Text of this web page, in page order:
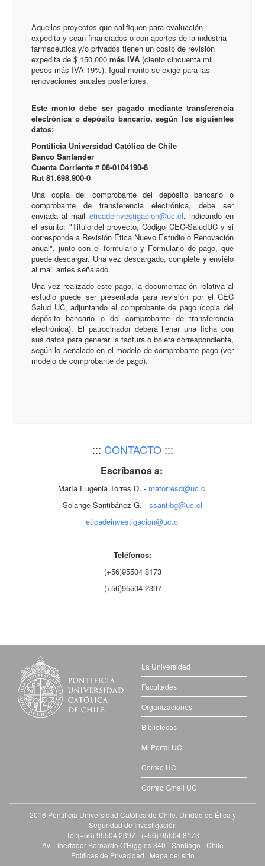
Aquellos proyectos que califiquen para evaluación
expedita y sean financiados o con aportes de la industria
farmacéutica y/o privados tienen un costo de revisión
expedita de $ 150.000 más IVA (ciento cincuenta mil
pesos más IVA 19%). Igual monto se exige para las
renovaciones anuales posteriores.
Este monto debe ser pagado mediante transferencia
electrónica o depósito bancario, según los siguientes
datos:
Pontificia Universidad Católica de Chile
Banco Santander
Cuenta Corriente # 08-0104190-8
Rut 81.698.900-0
Una copia del comprobante del depósito bancario o
comprobante de transferencia electrónica, debe ser
enviada al mail eticadeinvestigacion@uc.cl, indicando en
el asunto: "Titulo del proyecto, Código CEC-SaludUC y si
corresponde a Revisión Ética Nuevo Estudio o Renovación
anual", junto con el formulario y Formulario de pago, que
puede descargar. Una vez descargado, complete y enviélo
al mail antes señalado.
Una vez realizado este pago, la documentación relativa al
estudio puede ser presentada para revisión por el CEC
Salud UC, adjuntando el comprobante de pago (copia del
depósito bancario o del comprobante de transferencia
electrónica). El patrocinador deberá llenar una ficha con
sus datos para generar la factura o boleta correspondiente,
según lo señalado en el modelo de comprobante pago (ver
modelo de comprobante de pago).
::: CONTACTO:::
Escríbanos a:
María Eugenia Torres D. - matorresd@uc.cl
Solange Santibáñez G. - ssantibg@uc.cl
eticadeinvestigacion@uc.cl
Teléfonos:
(+56)95504 8173
(+56)95504 2397
La Universidad
Facultades
Organizaciones
Bibliotecas
Mi Portal UC
Correo UC
Correo Gmail UC
2016 Pontificia Universidad Católica de Chile. Unidad de Ética y
Seguridad de Investigación
Tel:(+56) 95504 2397 - (+56) 95504 8173
Av. Libertador Bernardo O'Higgins 340 - Santiago - Chile
Políticas de Privacidad | Mapa del sitio